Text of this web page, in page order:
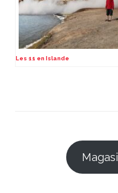
Les 11 en Islande